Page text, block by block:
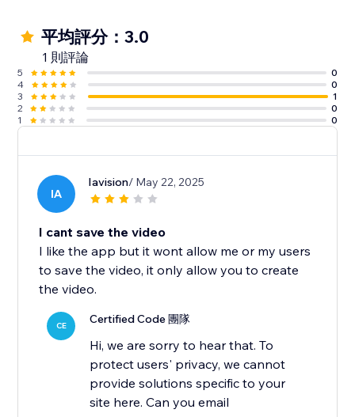
平均評分：3.0
1 則評論
5
0
4
0
3
1
2
0
1
0
IA
Iavision/ May 22, 2025
I cant save the video
I like the app but it wont allow me or my users
to save the video, it only allow you to create
the video.
CE Certified Code 團隊
Hi, we are sorry to hear that. To
protect users' privacy, we cannot
provide solutions specific to your
site here. Can you email